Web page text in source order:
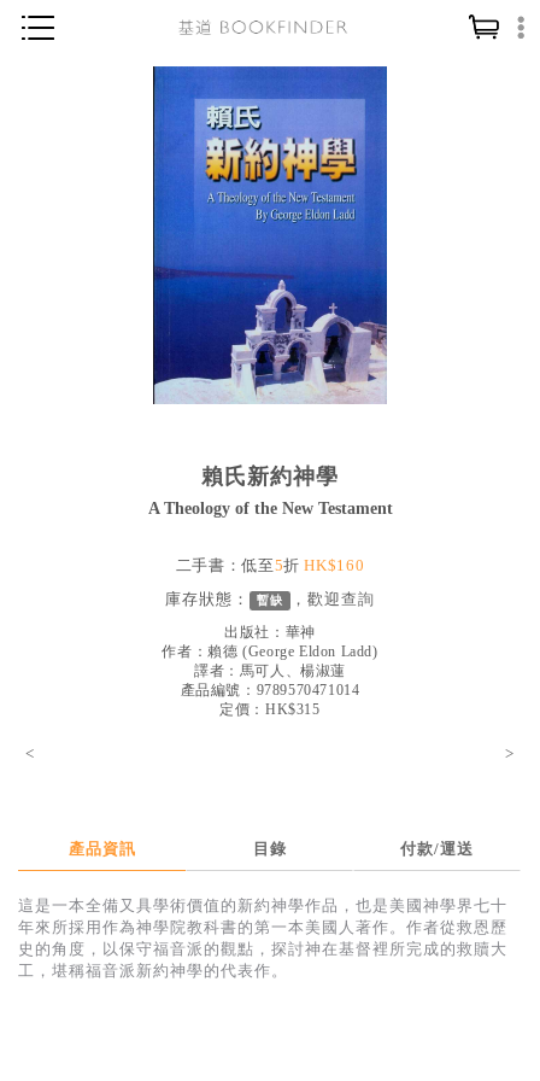
神學／教義
讀經／研經
教會歷史
信徒生活
教會事工
哲學／宗教比較
見證／傳記
文藝／勵志
暢銷榜
中文二手書
英文二手書
賴氏新約神學
A Theology of the New Testament
二手書：低至5折HK$160
庫存狀態： 暫缺 ，歡迎查詢
出版社： 華神
作者：賴德 (George Eldon Ladd)
譯者： 馬可人、楊淑蓮
產品編號：9789570471014
定價：HK$315
< >
產品資訊 目錄 付款/運送
這是一本全備又具學術價值的新約神學作品，也是美國神學界七十
年來所採用作為神學院教科書的第一本美國人著作。作者從救恩歷
史的角度，以保守福音派的觀點，探討神在基督裡所完成的救贖大
工，堪稱福音派新約神學的代表作。